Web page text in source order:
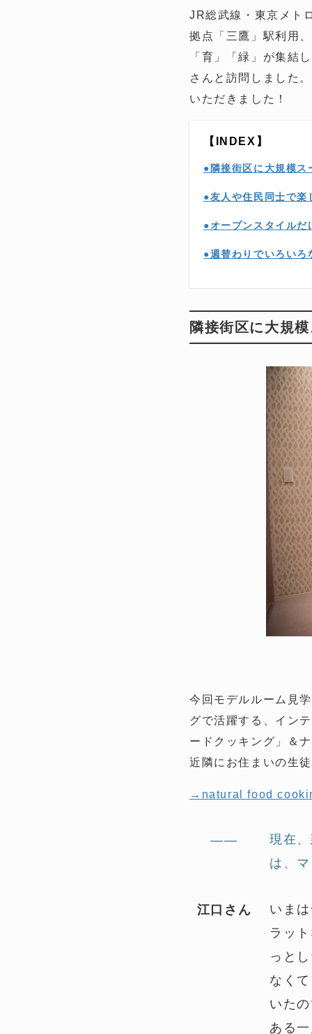
JR総武線・東京メト
拠点「三鷹」駅利用
「育」「緑」が集結
さんと訪問しました
いただきました！
【INDEX】
●隣接街区に大規模ス
●友人や住民同士で楽
●オープンスタイルだ
●週替わりでいろいろ
隣接街区に大規
今回モデルルーム見
グで活躍する、イン
ードクッキング」＆
近隣にお住まいの生
→natural food
——
現在
は、
江口さん
いま
ラッ
っと
なく
いた
ある